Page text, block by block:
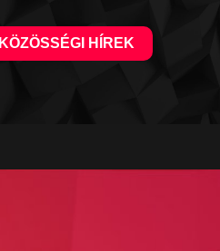
HÍREK